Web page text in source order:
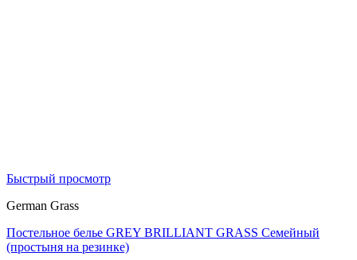
Быстрый просмотр
German Grass
Постельное белье GREY BRILLIANT GRASS Семейный
(простыня на резинке)